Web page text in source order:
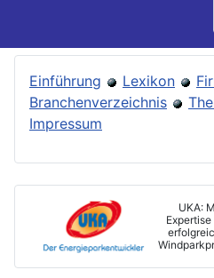
Einführung Lexikon
Branchenverzeichnis
Impressum
UKA:
Expertise